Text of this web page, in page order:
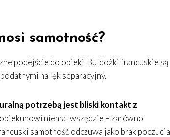
samotność?
podejście do opieki. Buldożki francuskie są
na lęk separacyjny.
potrzebą jest bliski kontakt z
niemal wszędzie – zarówno
samotność odczuwa jako brak poczucia